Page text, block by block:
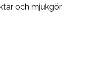
och mjukgör